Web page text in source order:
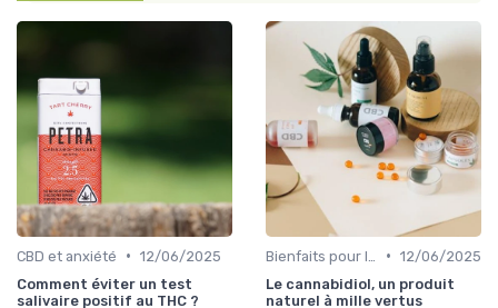
CBD et anxiété • 12/06/2025
Comment éviter un test
salivaire positif au THC ?
• 12/06/2025
Le cannabidiol, un produit
naturel à mille vertus